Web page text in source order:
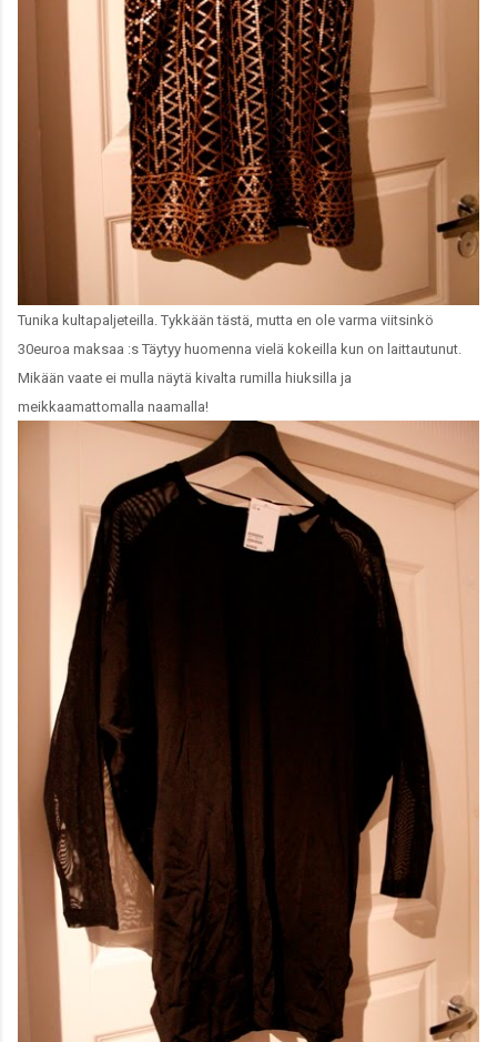
Tunika kultapaljeteilla. Tykkään tästä, mutta en ole varma viitsinkö
30euroa maksaa :s Täytyy huomenna vielä kokeilla kun on laittautunut.
Mikään vaate ei mulla näytä kivalta rumilla hiuksilla ja
meikkaamattomalla naamalla!